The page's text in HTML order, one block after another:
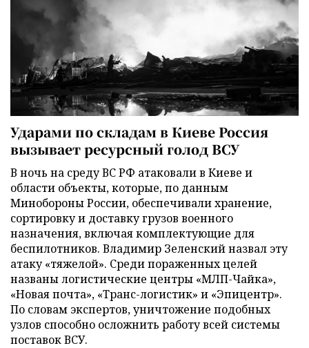
Ударами по складам в Киеве Россия
вызывает ресурсный голод ВСУ
В ночь на среду ВС РФ атаковали в Киеве и
области объекты, которые, по данным
Минобороны России, обеспечивали хранение,
сортировку и доставку грузов военного
назначения, включая комплектующие для
беспилотников. Владимир Зеленский назвал эту
атаку «тяжелой». Среди пораженных целей
названы логистические центры «МЛП-Чайка»,
«Новая почта», «Транс-логистик» и «Эпицентр».
По словам экспертов, уничтожение подобных
узлов способно осложнить работу всей системы
поставок ВСУ.